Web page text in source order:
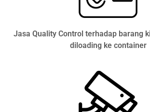
Jasa Quality Control terhadap barang
diloading ke container